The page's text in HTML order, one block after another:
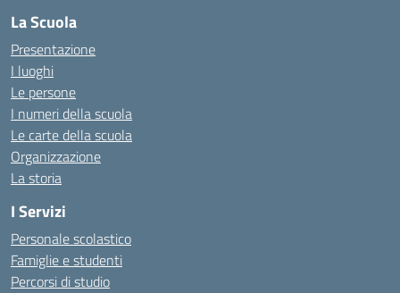
La Scuola
Presentazione
I luoghi
Le persone
I numeri della scuola
Le carte della scuola
Organizzazione
La storia
I Servizi
Personale scolastico
Famiglie e studenti
Percorsi di studio